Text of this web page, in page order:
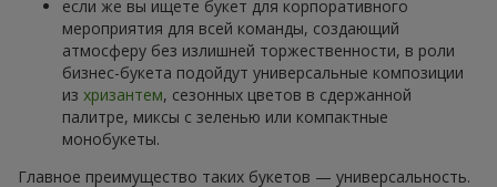
если же вы ищете букет для корпоративного
мероприятия для всей команды, создающий
атмосферу без излишней торжественности, в роли
бизнес-букета подойдут универсальные композиции
из хризантем, сезонных цветов в сдержанной
палитре, миксы с зеленью или компактные
монобукеты.
Главное преимущество таких букетов — универсальность.